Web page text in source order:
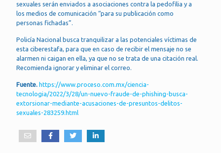
sexuales serán enviados a asociaciones contra la pedofilia y a
los medios de comunicación “para su publicación como
personas fichadas”.
Policía Nacional busca tranquilizar a las potenciales víctimas de
esta ciberestafa, para que en caso de recibir el mensaje no se
alarmen ni caigan en ella, ya que no se trata de una citación real.
Recomienda ignorar y eliminar el correo.
Fuente. https://www.proceso.com.mx/ciencia-
tecnologia/2022/3/28/un-nuevo-fraude-de-phishing-busca-
extorsionar-mediante-acusaciones-de-presuntos-delitos-
sexuales-283259.html